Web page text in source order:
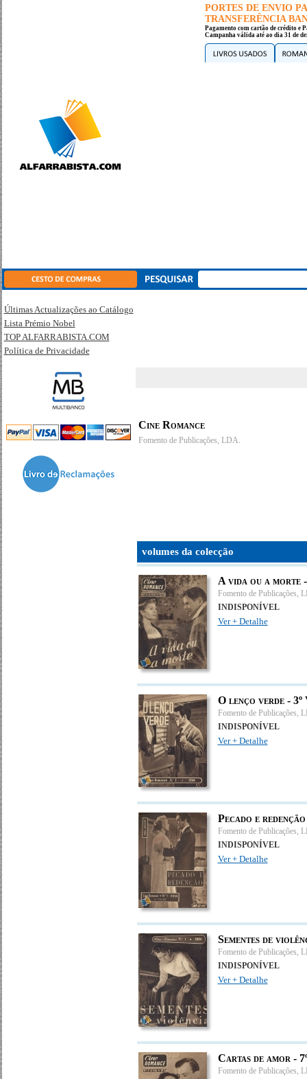
PORTES DE ENVIO
TRANSFERÊNCIA
Pagamento com cartão de crédito e
Campanha válida até ao dia 31 de
Últimas Actualizações ao Catálogo
Lista Prémio Nobel
TOP ALFARRABISTA.COM
Política de Privacidade
Cine Romance
Fomento de Publicações, LDA.
volumes da colecção
A vida ou a morte
Fomento de Publicações,
INDISPONÍVEL
Ver + Detalhe
O lenço verde - 3º
Fomento de Publicações,
INDISPONÍVEL
Ver + Detalhe
Pecado e
Fomento de Publicações,
INDISPONÍVEL
Ver + Detalhe
Sementes de
Fomento de Publicações,
INDISPONÍVEL
Ver + Detalhe
Cartas de amor -
Fomento de Publicações,